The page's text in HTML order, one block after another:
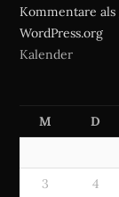
Kommentare als
WordPress.org
Kalender
M D
3
4